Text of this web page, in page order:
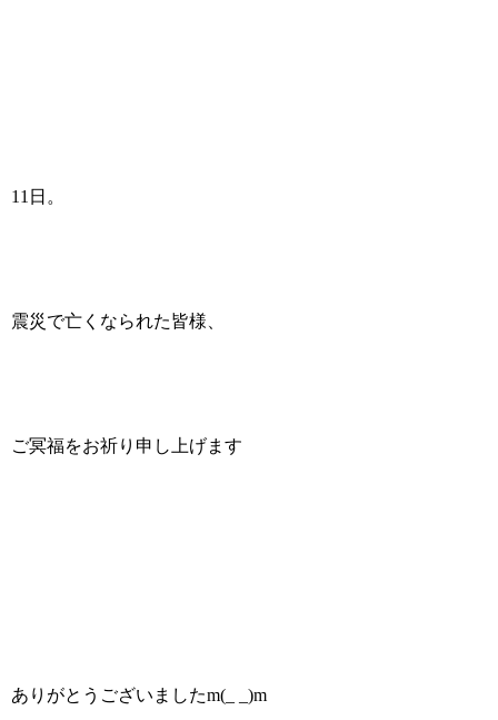
11日。
震災で亡くなられた皆様、
ご冥福をお祈り申し上げます
ありがとうございましたm(_ _)m